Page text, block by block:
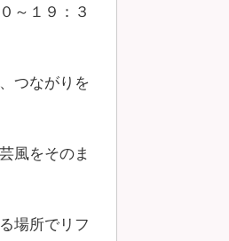
～１９：３
つながりを
風をそのま
場所でリフ